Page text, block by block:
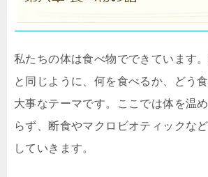
私たちの体は食べ物でできています
と同じように、何を食べるか、どう
大事なテーマです。ここでは体を温
らず、断食やマクロビオティックな
していきます。